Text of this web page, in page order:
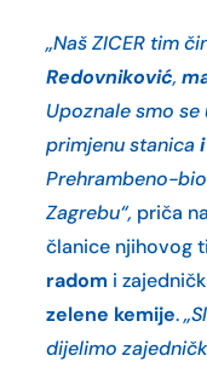
„Naš ZICER tim
Redovniković,
Upoznale smo
primjenu stanica
Prehrambeno-
Zagrebu“, priča
članice njihovog
radom i
zelene kemije.
dijelimo